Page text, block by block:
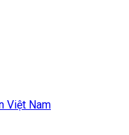
Việt Nam